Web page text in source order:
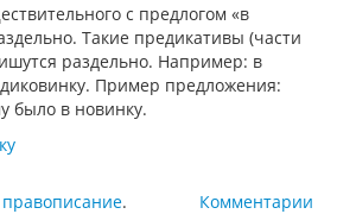
с предлогом «в
Такие предикативы (части
раздельно. Например: в
диковинку. Пример предложения:
было в новинку.
Комментарии
правописание.